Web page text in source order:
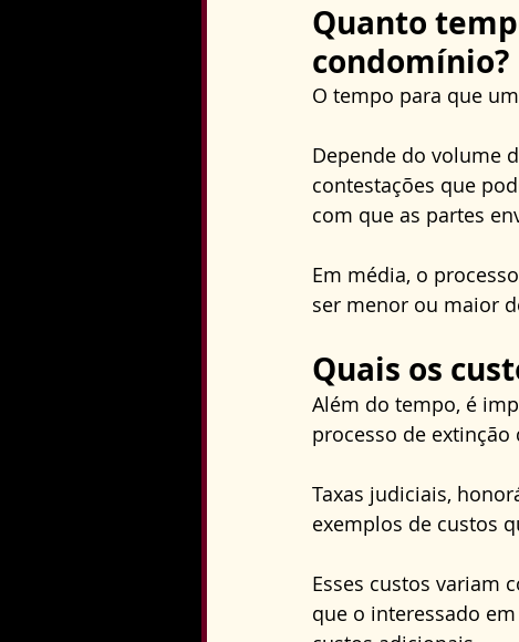
Quanto
condomínio?
O tempo para que
Depende do volume
contestações que
com que as partes
Em média, o
ser menor ou maior
Quais os
Além do tempo, é
processo de
Taxas judiciais,
exemplos de custos
Esses custos variam
que o interessado